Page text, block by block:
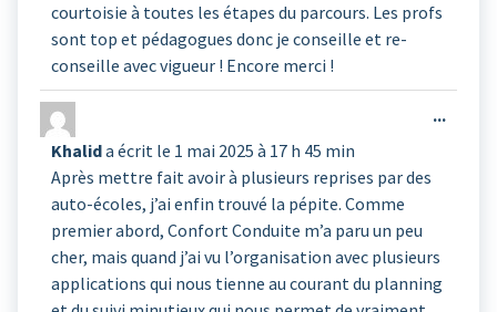
courtoisie à toutes les étapes du parcours. Les profs
sont top et pédagogues donc je conseille et re-
conseille avec vigueur ! Encore merci !
Khalida écrit le 1 mai 2025 à 17 h 45 min
Après mettre fait avoir à plusieurs reprises par des
auto-écoles, j’ai enfin trouvé la pépite. Comme
premier abord, Confort Conduite m’a paru un peu
cher, mais quand j’ai vu l’organisation avec plusieurs
applications qui nous tienne au courant du planning
...